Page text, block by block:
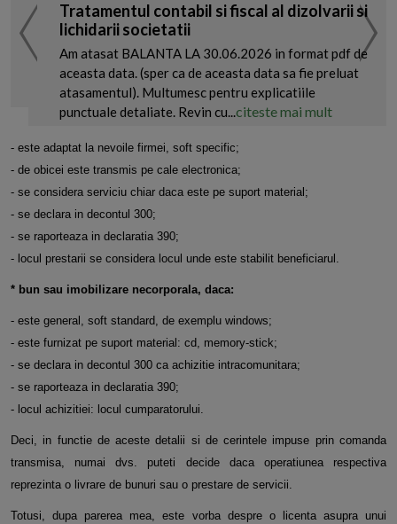
Tratamentul contabil si fiscal al dizolvarii si
lichidarii societatii
Am atasat BALANTA LA 30.06.2026 in format pdf de
aceasta data. (sper ca de aceasta data sa fie preluat
atasamentul). Multumesc pentru explicatiile
punctuale detaliate. Revin cu...citeste mai mult
- este adaptat la nevoile firmei, soft specific;
- de obicei este transmis pe cale electronica;
- se considera serviciu chiar daca este pe suport material;
- se declara in decontul 300;
- se raporteaza in declaratia 390;
- locul prestarii se considera locul unde este stabilit beneficiarul.
* bun sau imobilizare necorporala, daca:
- este general, soft standard, de exemplu windows;
- este furnizat pe suport material: cd, memory-stick;
- se declara in decontul 300 ca achizitie intracomunitara;
- se raporteaza in declaratia 390;
- locul achizitiei: locul cumparatorului.
Deci, in functie de aceste detalii si de cerintele impuse prin comanda
transmisa, numai dvs. puteti decide daca operatiunea respectiva
reprezinta o livrare de bunuri sau o prestare de servicii.
Totusi, dupa parerea mea, este vorba despre o licenta asupra unui